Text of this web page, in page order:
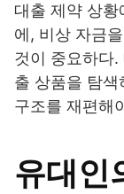
대출 제약 상
에, 비상 자금
것이 중요하다
출 상품을 탐색
구조를 재편해
유대인